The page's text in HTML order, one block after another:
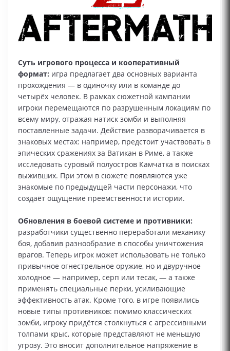
Суть игрового процесса и кооперативный
формат: игра предлагает два основных варианта
прохождения — в одиночку или в команде до
четырёх человек. В рамках сюжетной кампании
игроки перемещаются по разрушенным локациям по
всему миру, отражая натиск зомби и выполняя
поставленные задачи. Действие разворачивается в
знаковых местах: например, предстоит участвовать в
эпических сражениях за Ватикан в Риме, а также
исследовать суровый полуостров Камчатка в поисках
выживших. При этом в сюжете появляются уже
знакомые по предыдущей части персонажи, что
создаёт ощущение преемственности истории.
Обновления в боевой системе и противники:
разработчики существенно переработали механику
боя, добавив разнообразие в способы уничтожения
врагов. Теперь игрок может использовать не только
привычное огнестрельное оружие, но и двуручное
холодное — например, серп или тесак, — а также
применять специальные перки, усиливающие
эффективность атак. Кроме того, в игре появились
новые типы противников: помимо классических
зомби, игроку придётся столкнуться с агрессивными
толпами крыс, которые представляют не меньшую
угрозу. Это вносит дополнительное напряжение в